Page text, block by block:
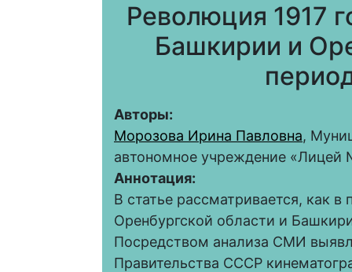
Революция 1917
Башкирии и
Авторы:
Морозова Ирина Павловна,
автономное учреждение «Лицей
Аннотация:
В статье рассматривается, как
Оренбургской области и
Посредством анализа СМИ
Правительства СССР